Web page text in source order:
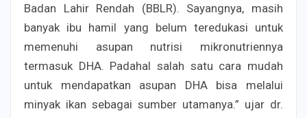
Badan Lahir Rendah (BBLR). Sayangnya, masih
banyak ibu hamil yang belum teredukasi untuk
memenuhi asupan nutrisi mikronutriennya
termasuk DHA. Padahal salah satu cara mudah
untuk mendapatkan asupan DHA bisa melalui
minyak ikan sebagai sumber utamanya.” ujar dr.